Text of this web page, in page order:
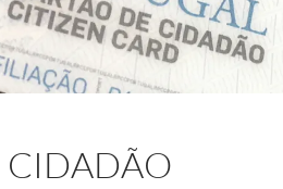
CIDADÃO